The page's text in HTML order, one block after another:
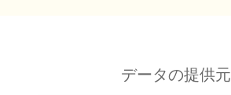
データの提供元